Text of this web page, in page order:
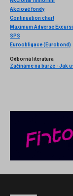
Akciové fondy
Continuation chart
SPS
Euroobligace (Eurobond)
Odborná literatura